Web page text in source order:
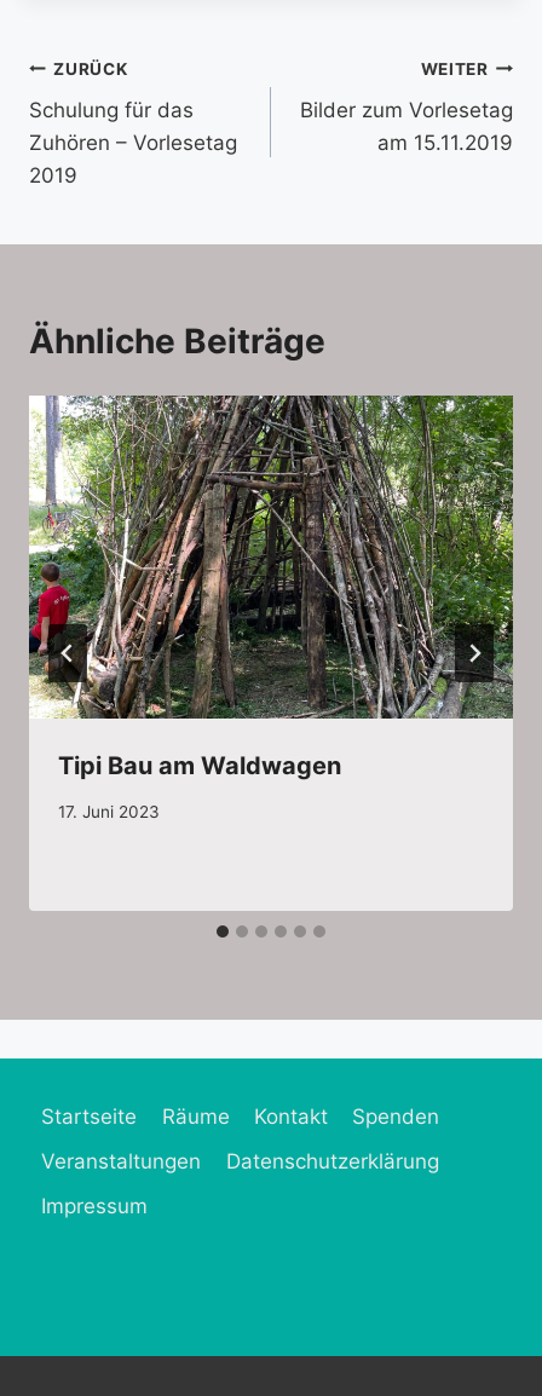
Beitragsnavigation
ZURÜCK
Schulung für das
Zuhören – Vorlesetag
2019
WEITER
Bilder zum Vorlesetag
am 15.11.2019
Ähnliche Beiträge
Tipi Bau am Waldwagen
17. Juni 2023
Startseite Räume Kontakt
Spenden
Veranstaltungen
Datenschutzerklärung
Impressum